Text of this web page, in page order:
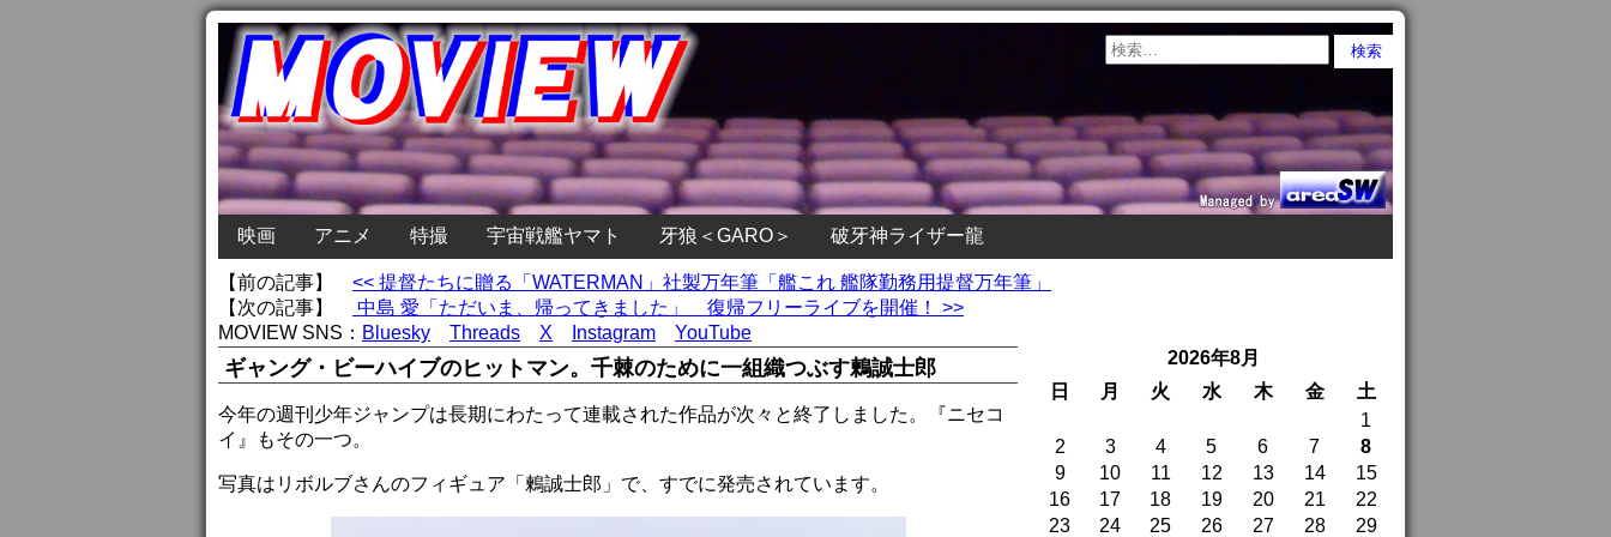
映画 アニメ 特撮 宇宙戦艦ヤマト 牙狼＜GARO＞ 破牙神ライザー龍
【前の記事】 << 提督たちに贈る「WATERMAN」社製万年筆「艦これ 艦隊勤務用提督万年筆」
【次の記事】
中島 愛「ただいま、帰ってきました」 復帰フリーライブを開催！ >>
MOVIEW SNS： Bluesky Threads X Instagram YouTube
ギャング・ビーハイブのヒットマン。千棘のために一組織つぶす鶫誠士郎
今年の週刊少年ジャンプは長期にわたって連載された作品が次々と終了しました。『ニセコ
イ』もその一つ。
写真はリボルブさんのフィギュア「鶫誠士郎」で、すでに発売されています。
2026年8月
日
月 火 水 木 金
土
1
2
3 4 5 6 7
8
9
10 11 12 13 14
15
16
17 18 19 20 21
22
23
24 25 26 27 28 29